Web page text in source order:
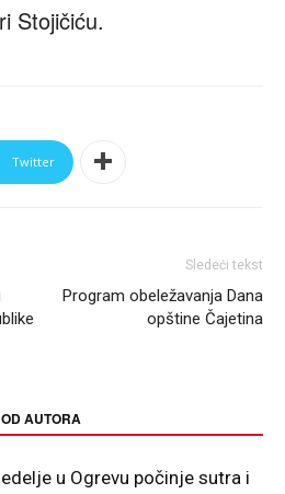
Stojičiću.
Twitter
Sledeći tekst
Program obeležavanja Dana
opštine Čajetina
AUTORA
u Ogrevu počinje sutra i